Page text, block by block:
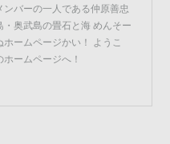
バーの一人である仲原善忠
奥武島の畳石と海 めんそー
ームページかい！ ようこ
ームページへ！